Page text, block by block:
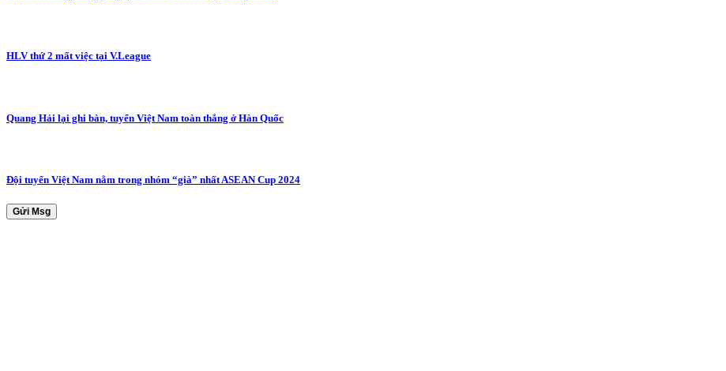
HLV thứ 2 mất việc tại V.League
Quang Hải lại ghi bàn, tuyển Việt Nam toàn thắng ở Hàn Quốc
Đội tuyển Việt Nam nằm trong nhóm “già” nhất ASEAN Cup 2024
Gửi Msg